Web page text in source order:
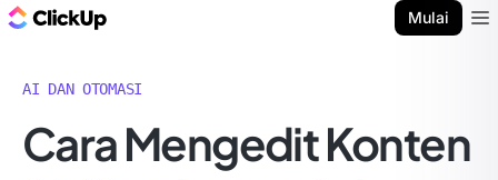
Mulai
AI DAN OTOMASI
Cara Mengedit Konten